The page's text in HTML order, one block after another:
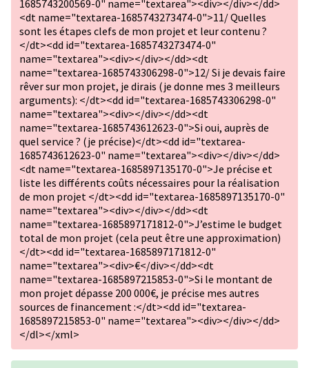
1685743200569-0" name="textarea"><div></div></dd>
<dt name="textarea-1685743273474-0">11/ Quelles
sont les étapes clefs de mon projet et leur contenu ?
</dt><dd id="textarea-1685743273474-0"
name="textarea"><div></div></dd><dt
name="textarea-1685743306298-0">12/ Si je devais faire
rêver sur mon projet, je dirais (je donne mes 3 meilleurs
arguments): </dt><dd id="textarea-1685743306298-0"
name="textarea"><div></div></dd><dt
name="textarea-1685743612623-0">Si oui, auprès de
quel service ? (je précise)</dt><dd id="textarea-
1685743612623-0" name="textarea"><div></div></dd>
<dt name="textarea-1685897135170-0">Je précise et
liste les différents coûts nécessaires pour la réalisation
de mon projet </dt><dd id="textarea-1685897135170-0"
name="textarea"><div></div></dd><dt
name="textarea-1685897171812-0">J’estime le budget
total de mon projet (cela peut être une approximation)
</dt><dd id="textarea-1685897171812-0"
name="textarea"><div>€</div></dd><dt
name="textarea-1685897215853-0">Si le montant de
mon projet dépasse 200 000€, je précise mes autres
sources de financement :</dt><dd id="textarea-
1685897215853-0" name="textarea"><div></div></dd>
</dl></xml>